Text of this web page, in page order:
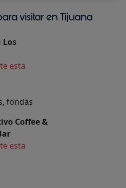
visitar en Tijuana
Los
esta
fondas
Coffee &
esta